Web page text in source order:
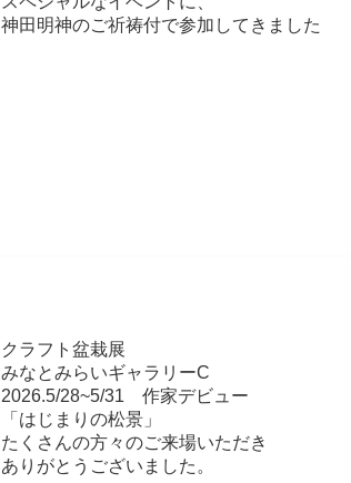
神田明神のご祈祷付で参加してきました
クラフト盆栽展
みなとみらいギャラリーC
2026.5/28~5/31 作家デビュー
「はじまりの松景」
たくさんの方々のご来場いただき
ありがとうございました。